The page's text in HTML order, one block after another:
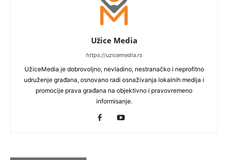
Užice Media
https://uzicemedia.rs
UžiceMedia je dobrovoljno, nevladino, nestranačko i neprofitno
udruženje građana, osnovano radi osnaživanja lokalnih medija i
promocije prava građana na objektivno i pravovremeno
informisanje.